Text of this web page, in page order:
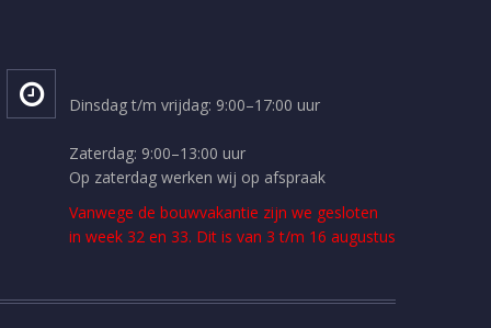
Dinsdag t/m vrijdag: 9:00–17:00 uur
Zaterdag: 9:00–13:00 uur
Op zaterdag werken wij op afspraak
Vanwege de bouwvakantie zijn we gesloten
in week 32 en 33. Dit is van 3 t/m 16 augustus